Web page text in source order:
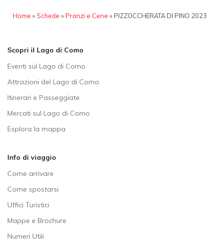
Home »Schede »Pranzi e Cene » PIZZOCCHERATA DI PINO 2023
Scopri il Lago di Como
Eventi sul Lago di Como
Attrazioni del Lago di Como
Itinerari e Passeggiate
Mercati sul Lago di Como
Esplora la mappa
Info di viaggio
Come arrivare
Come spostarsi
Uffici Turistici
Mappe e Brochure
Numeri Utili